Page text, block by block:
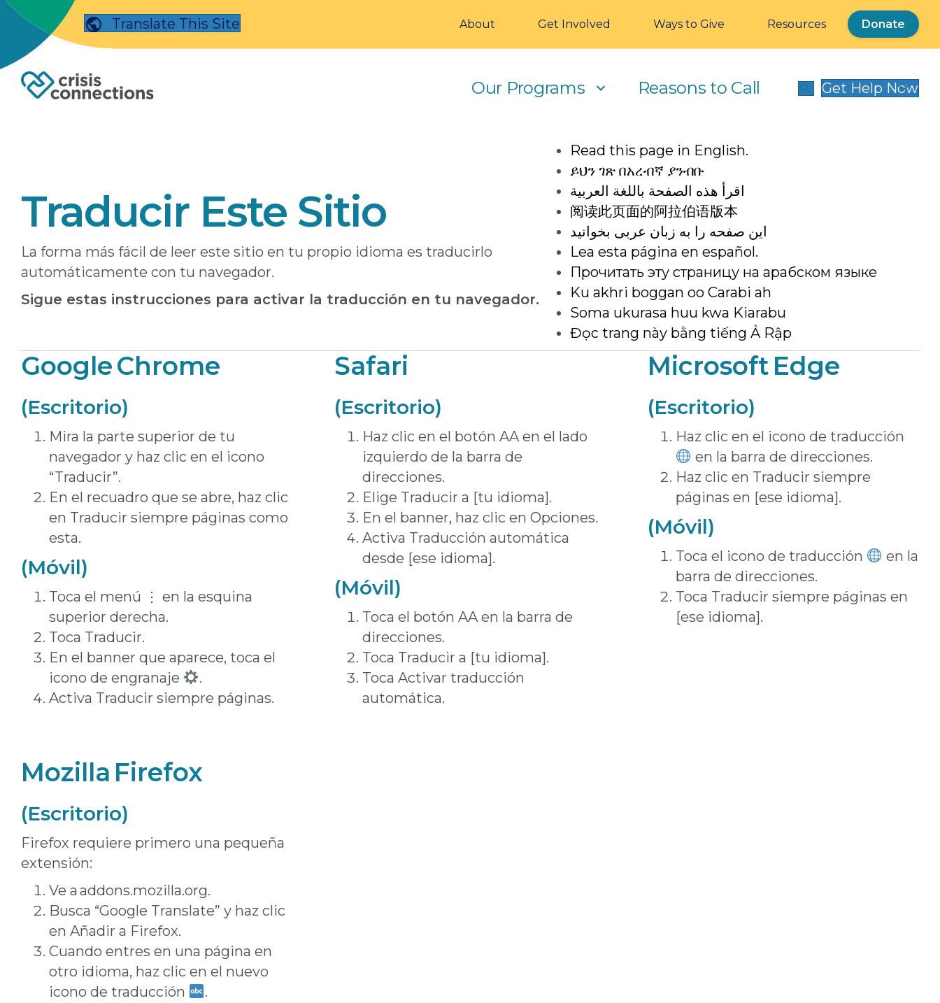
Translate This Site About Get Involved Ways to Give Resources Donate
Our Programs Reasons to Call Get Help Now
Traducir Este Sitio
La forma más fácil de leer este sitio en tu propio idioma es traducirlo
automáticamente con tu navegador.
Sigue estas instrucciones para activar la traducción en tu navegador.
Read this page in English.
ይህን ገጽ በአረብኛ ያንብቡ
اقرأ هذه الصفحة باللغة العربية
阅读此页面的阿拉伯语版本
این صفحه را به زبان عربی بخوانید
Lea esta página en español.
Прочитать эту страницу на арабском языке
Ku akhri boggan oo Carabi ah
Soma ukurasa huu kwa Kiarabu
Đọc trang này bằng tiếng Ả Rập
Google Chrome
(Escritorio)
Mira la parte superior de tu
navegador y haz clic en el icono
“Traducir”.
En el recuadro que se abre, haz clic
en Traducir siempre páginas como
esta.
(Móvil)
Toca el menú ⋮ en la esquina
superior derecha.
Toca Traducir.
En el banner que aparece, toca el
icono de engranaje
.
Activa Traducir siempre páginas.
Safari
(Escritorio)
Haz clic en el botón AA en el lado
izquierdo de la barra de
direcciones.
Elige Traducir a [tu idioma].
En el banner, haz clic en Opciones.
Activa Traducción automática
desde [ese idioma].
(Móvil)
Toca el botón AA en la barra de
direcciones.
Toca Traducir a [tu idioma].
Toca Activar traducción
automática.
Microsoft Edge
(Escritorio)
Haz clic en el icono de traducción
en la barra de direcciones.
Haz clic en Traducir siempre
páginas en [ese idioma].
(Móvil)
Toca el icono de traducción
en la
barra de direcciones.
Toca Traducir siempre páginas en
[ese idioma].
Mozilla Firefox
(Escritorio)
Firefox requiere primero una pequeña
extensión:
Ve a addons.mozilla.org.
Busca “Google Translate” y haz clic
en Añadir a Firefox.
Cuando entres en una página en
otro idioma, haz clic en el nuevo
icono de traducción
.